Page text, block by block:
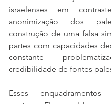
israelenses em
anonimização dos
construção de uma falsa
partes com capacidades
constante
credibilidade de fontes
Esses